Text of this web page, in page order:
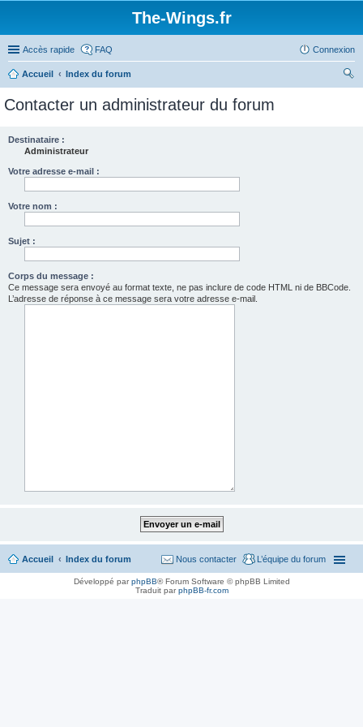
The-Wings.fr
Accès rapide FAQ Connexion
Accueil
Index du forum
Contacter un administrateur du forum
Destinataire :
Administrateur
Votre adresse e-mail :
Votre nom :
Sujet :
Corps du message :
Ce message sera envoyé au format texte, ne pas inclure de code HTML ni de BBCode.
L’adresse de réponse à ce message sera votre adresse e-mail.
Accueil Index du forum L’équipe du forum
Nous contacter
Développé parphpBB® Forum Software © phpBB Limited
Traduit parphpBB-fr.com